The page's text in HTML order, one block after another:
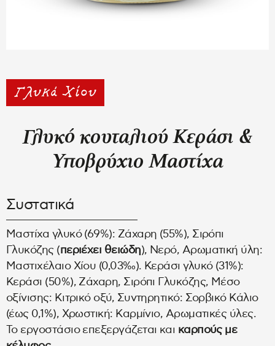
Γλυκό κουταλιού Κεράσι &
Υποβρύχιο Μαστίχα
Συστατικά
Μαστίχα γλυκό (69%): Ζάχαρη (55%), Σιρόπι
Γλυκόζης (περιέχει θειώδη), Νερό, Αρωματική ύλη:
Μαστιχέλαιο Χίου (0,03‰). Κεράσι γλυκό (31%):
Κεράσι (50%), Ζάχαρη, Σιρόπι Γλυκόζης, Μέσο
οξίνισης: Κιτρικό οξύ, Συντηρητικό: Σορβικό Κάλιο
(έως 0,1%), Χρωστική: Καρμίνιο, Αρωματικές ύλες.
Το εργοστάσιο επεξεργάζεται και καρπούς με